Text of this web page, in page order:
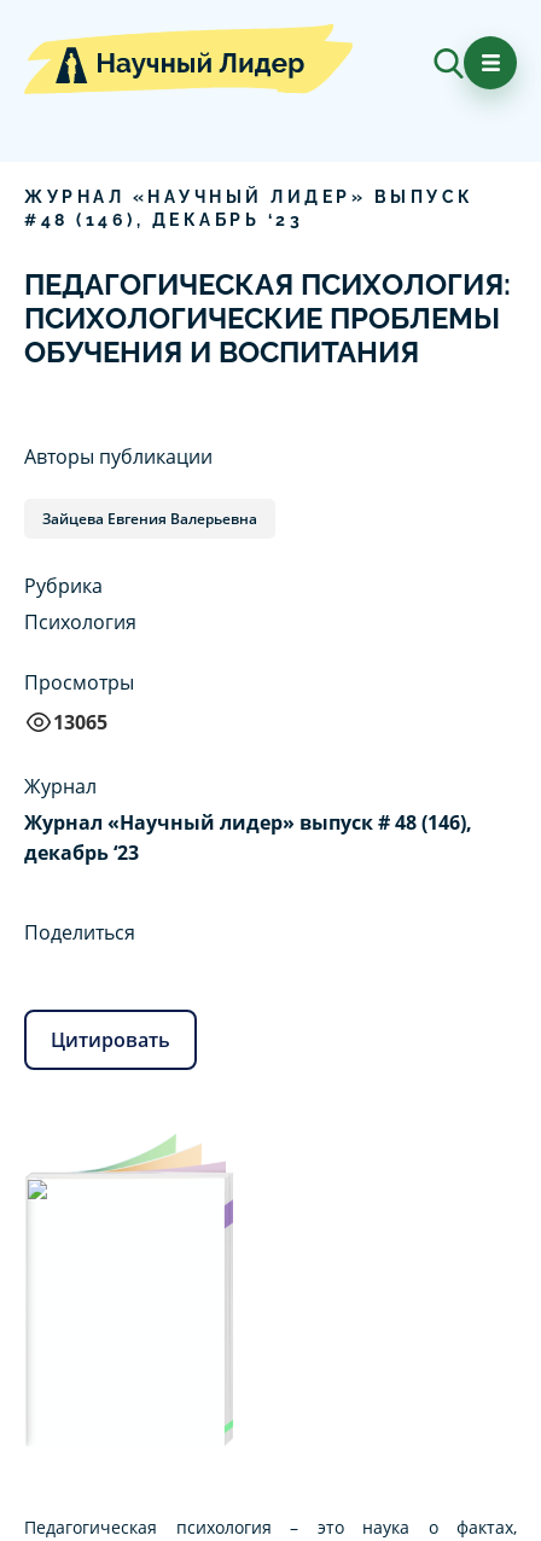
ЖУРНАЛ «НАУЧНЫЙ ЛИДЕР» ВЫПУСК
# 48 ( 146 ), ДЕКАБРЬ ‘23
ПЕДАГОГИЧЕСКАЯ ПСИХОЛОГИЯ:
ПСИХОЛОГИЧЕСКИЕ ПРОБЛЕМЫ
ОБУЧЕНИЯ И ВОСПИТАНИЯ
Авторы публикации
Зайцева Евгения Валерьевна
Рубрика
Психология
Просмотры
13065
Журнал
Журнал «Научный лидер» выпуск # 48 (146),
декабрь ‘23
Поделиться
Цитировать
Педагогическая психология – это наука о фактах,